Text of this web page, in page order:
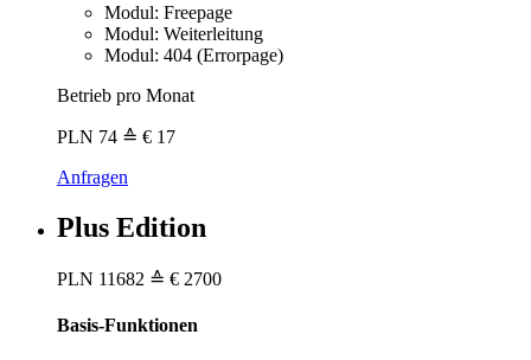
Modul: Freepage
Modul: Weiterleitung
Modul: 404 (Errorpage)
Betrieb pro Monat
PLN 74 ≙ € 17
Anfragen
Plus Edition
PLN 11682 ≙ € 2700
Basis-Funktionen